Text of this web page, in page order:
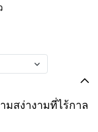
มสง่างามที่ไร้กาล